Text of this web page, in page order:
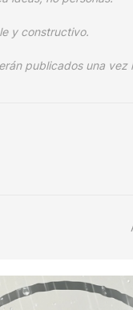
y constructivo.
publicados una vez